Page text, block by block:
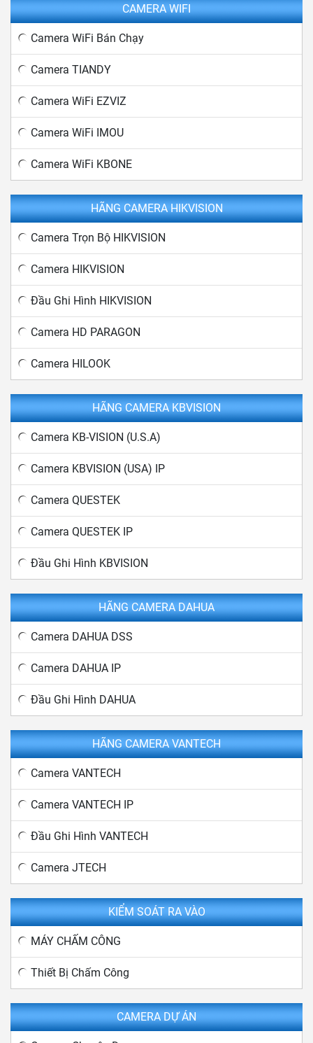
CAMERA WIFI
Camera WiFi Bán Chạy
Camera TIANDY
Camera WiFi EZVIZ
Camera WiFi IMOU
Camera WiFi KBONE
HÃNG CAMERA HIKVISION
Camera Trọn Bộ HIKVISION
Camera HIKVISION
Đầu Ghi Hình HIKVISION
Camera HD PARAGON
Camera HILOOK
HÃNG CAMERA KBVISION
Camera KB-VISION (U.S.A)
Camera KBVISION (USA) IP
Camera QUESTEK
Camera QUESTEK IP
Đầu Ghi Hình KBVISION
HÃNG CAMERA DAHUA
Camera DAHUA DSS
Camera DAHUA IP
Đầu Ghi Hình DAHUA
HÃNG CAMERA VANTECH
Camera VANTECH
Camera VANTECH IP
Đầu Ghi Hình VANTECH
Camera JTECH
KIỂM SOÁT RA VÀO
MÁY CHẤM CÔNG
Thiết Bị Chấm Công
CAMERA DỰ ÁN